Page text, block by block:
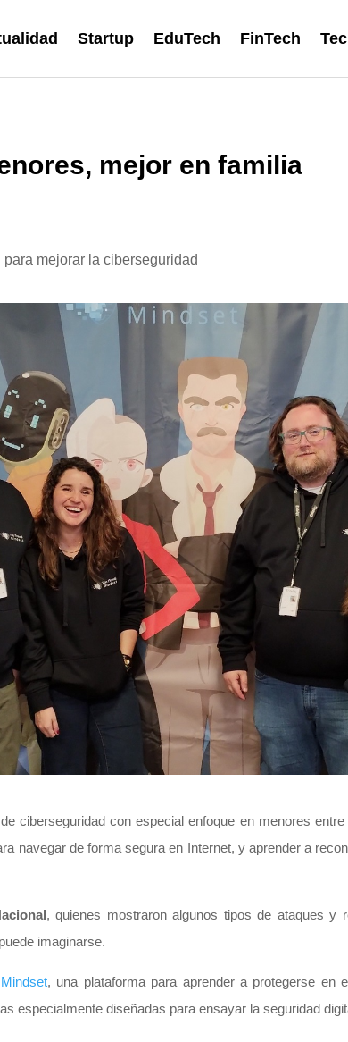
Startup EduTech FinTech
mejor en familia
mejorar la ciberseguridad
ciberseguridad con especial enfoque en menores
navegar de forma segura en Internet, y aprender a
, quienes mostraron algunos tipos de ataques y
imaginarse.
, una plataforma para aprender a protegerse en
especialmente diseñadas para ensayar la seguridad